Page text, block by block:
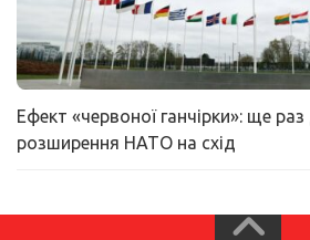
Ефект «червоної ганчірки»: ще
розширення НАТО на схід